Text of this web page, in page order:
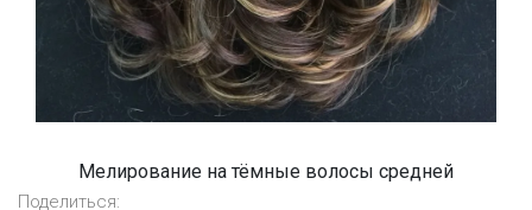
Мелирование на тёмные волосы средней
Поделиться: